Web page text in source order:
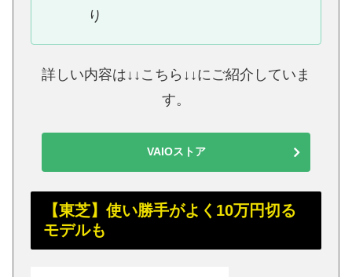
り
詳しい内容は↓↓こちら↓↓にご紹介していま
す。
VAIOストア
【東芝】使い勝手がよく10万円切る
モデルも